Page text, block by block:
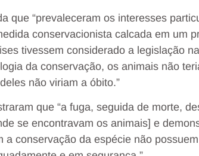
que “prevaleceram os interesses
conservacionista calcada em um
tivessem considerado a legislação
da conservação, os animais não
não viriam a óbito.”
que “a fuga, seguida de morte,
se encontravam os animais] e
a conservação da espécie não